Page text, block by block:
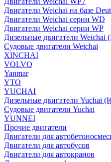
Двигатели Weichai на базе
Двигатели Weichai серии WD
Двигатели Weichai серии WP
Дизельные двигатели Weichai
Судовые двигатели Weichai
XINCHAI
VOLVO
Yanmar
YTO
YUCHAI
Дизельные двигатели Yuchai
Судовые двигатели Yuchai
YUNNEI
Прочие двигатели
Двигатели для
Двигатели для автобусов
Двигатели для автокранов